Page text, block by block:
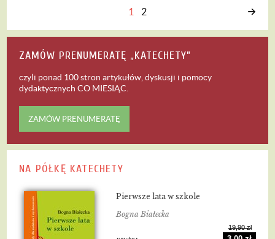
1 2
ZAMÓW PRENUMERATĘ „KATECHETY”
czyli ponad 100 stron artykułów, dyskusji i pomocy
dydaktycznychCO MIESIĄC
ZAMÓW PRENUMERATĘ
NA PÓŁKĘ KATECHETY
Pierwsze lata w szkole
Bogna Białecka
19,90 zł